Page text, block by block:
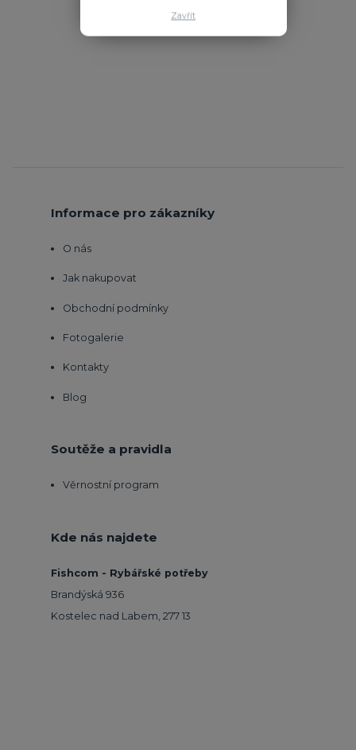
Informace pro zákazníky
O nás
Jak nakupovat
Obchodní podmínky
Fotogalerie
Kontakty
Blog
Soutěže a pravidla
Věrnostní program
Kde nás najdete
Fishcom - Rybářské potřeby
Brandýská 936
Kostelec nad Labem, 277 13
Zavřít